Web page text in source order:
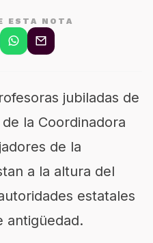
ESTA NOTA
jubiladas de
la Coordinadora
de la
a la altura del
estatales
antigüedad.